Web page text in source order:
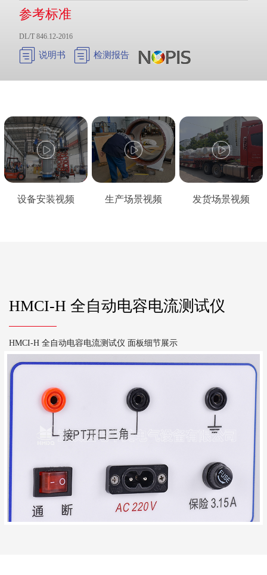
参考标准
DL/T 846.12-2016
 说明书  检测报告
设备安装视频 生产场景视频 发货场景视频
HMCI-H 全自动电容电流测试仪
HMCI-H 全自动电容电流测试仪 面板细节展示